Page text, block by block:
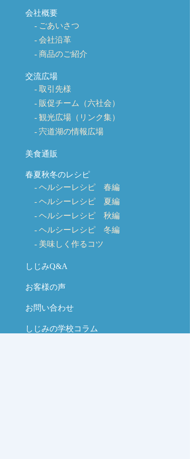
会社概要
ごあいさつ
会社沿革
商品のご紹介
交流広場
取引先様
販促チーム（六社会）
観光広場（リンク集）
宍道湖の情報広場
美食通販
春夏秋冬のレシピ
ヘルシーレシピ 春編
ヘルシーレシピ 夏編
ヘルシーレシピ 秋編
ヘルシーレシピ 冬編
美味しく作るコツ
しじみQ&A
お客様の声
お問い合わせ
しじみの学校コラム